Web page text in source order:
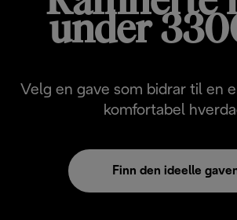
under
Velg en gave som bidrar til en
komfortabel
Finn den ideelle